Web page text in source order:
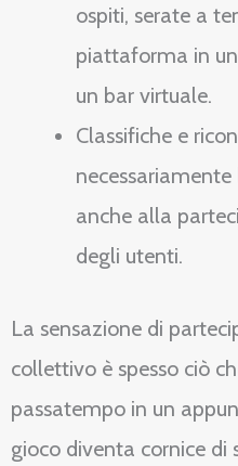
ospiti, serate a
piattaforma in
un bar virtuale.
Classifiche e
anche alla
degli utenti.
La sensazione di
collettivo è spesso ciò
passatempo in un
gioco diventa cornice di